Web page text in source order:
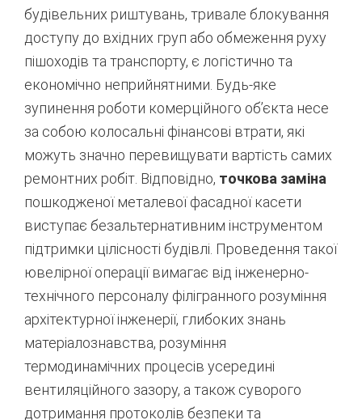
будівельних риштувань, тривале блокування
доступу до вхідних груп або обмеження руху
пішоходів та транспорту, є логістично та
економічно неприйнятними. Будь-яке
зупинення роботи комерційного об’єкта несе
за собою колосальні фінансові втрати, які
можуть значно перевищувати вартість самих
ремонтних робіт. Відповідно, точкова заміна
пошкодженої металевої фасадної касети
виступає безальтернативним інструментом
підтримки цілісності будівлі. Проведення такої
ювелірної операції вимагає від інженерно-
технічного персоналу філігранного розуміння
архітектурної інженерії, глибоких знань
матеріалознавства, розуміння
термодинамічних процесів усередині
вентиляційного зазору, а також суворого
дотримання протоколів безпеки та